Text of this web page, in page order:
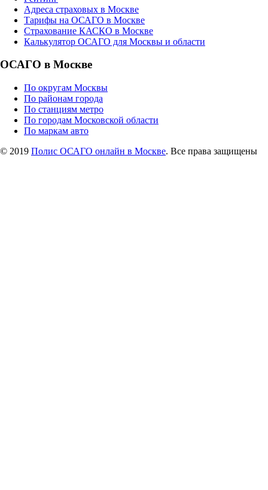
Адреса страховых в Москве
Тарифы на ОСАГО в Москве
Страхование КАСКО в Москве
Калькулятор ОСАГО для Москвы и области
ОСАГО в Москве
По округам Москвы
По районам города
По станциям метро
По городам Московской области
По маркам авто
© 2019 Полис ОСАГО онлайн в Москве. Все права защищены